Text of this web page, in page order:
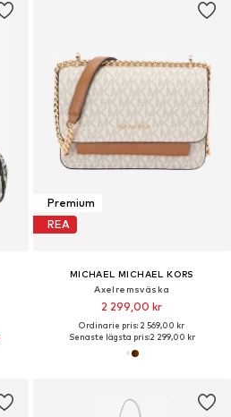
Premium
REA
MICHAEL MICHAEL KORS
Axelremsväska
2 299,00 kr
Ordinarie pris: 2 569,00 kr
Senaste lägsta pris:2 299,00 kr